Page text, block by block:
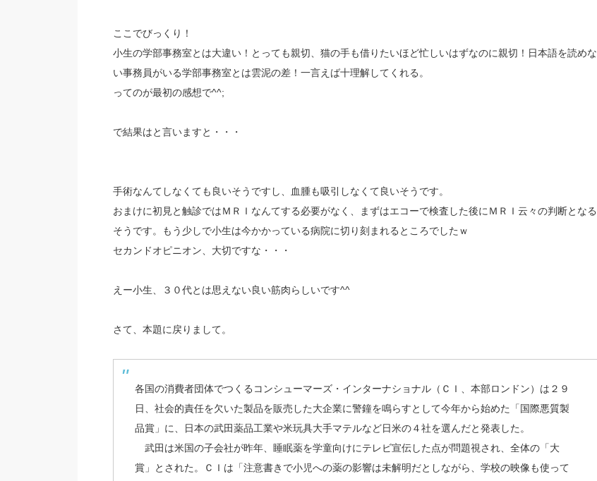
ここでびっくり！
小生の学部事務室とは大違い！とっても親切、猫の手も借りたいほど忙しいはずなのに親切！日本語を読めな
い事務員がいる学部事務室とは雲泥の差！一言えば十理解してくれる。
ってのが最初の感想で^^;
で結果はと言いますと・・・
手術なんてしなくても良いそうですし、血腫も吸引しなくて良いそうです。
おまけに初見と触診ではＭＲＩなんてする必要がなく、まずはエコーで検査した後にＭＲＩ云々の判断となる
そうです。もう少しで小生は今かかっている病院に切り刻まれるところでしたｗ
セカンドオピニオン、大切ですな・・・
えー小生、３０代とは思えない良い筋肉らしいです^^
さて、本題に戻りまして。
各国の消費者団体でつくるコンシューマーズ・インターナショナル（ＣＩ、本部ロンドン）は２９
日、社会的責任を欠いた製品を販売した大企業に警鐘を鳴らすとして今年から始めた「国際悪質製
品賞」に、日本の武田薬品工業や米玩具大手マテルなど日米の４社を選んだと発表した。
武田は米国の子会社が昨年、睡眠薬を学童向けにテレビ宣伝した点が問題視され、全体の「大
賞」とされた。ＣＩは「注意書きで小児への薬の影響は未解明だとしながら、学校の映像も使って